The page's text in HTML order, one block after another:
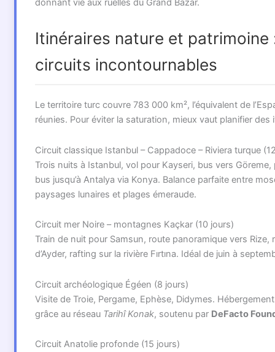
donnant vie aux ruelles du Grand Bazar.
Itinéraires nature et patrimoine
circuits incontournables
Le territoire turc couvre 783 000 km², l’équivalent de
réunies. Pour éviter la saturation, mieux vaut planifier des
Circuit classique Istanbul – Cappadoce – Riviera turque
Trois nuits à Istanbul, vol pour Kayseri, bus vers
bus jusqu’à Antalya via Konya. Balance parfaite entre
paysages lunaires et plages émeraude.
Circuit mer Noire – montagnes Kaçkar (10 jours)
Train de nuit pour Samsun, route panoramique vers Rize,
d’Ayder, rafting sur la rivière Fırtına. Idéal de juin à
Circuit archéologique Égéen (8 jours)
Visite de Troie, Pergame, Ephèse, Didymes.
grâce au réseau Tarihî Konak, soutenu par DeFacto
Circuit Anatolie profonde (15 jours)